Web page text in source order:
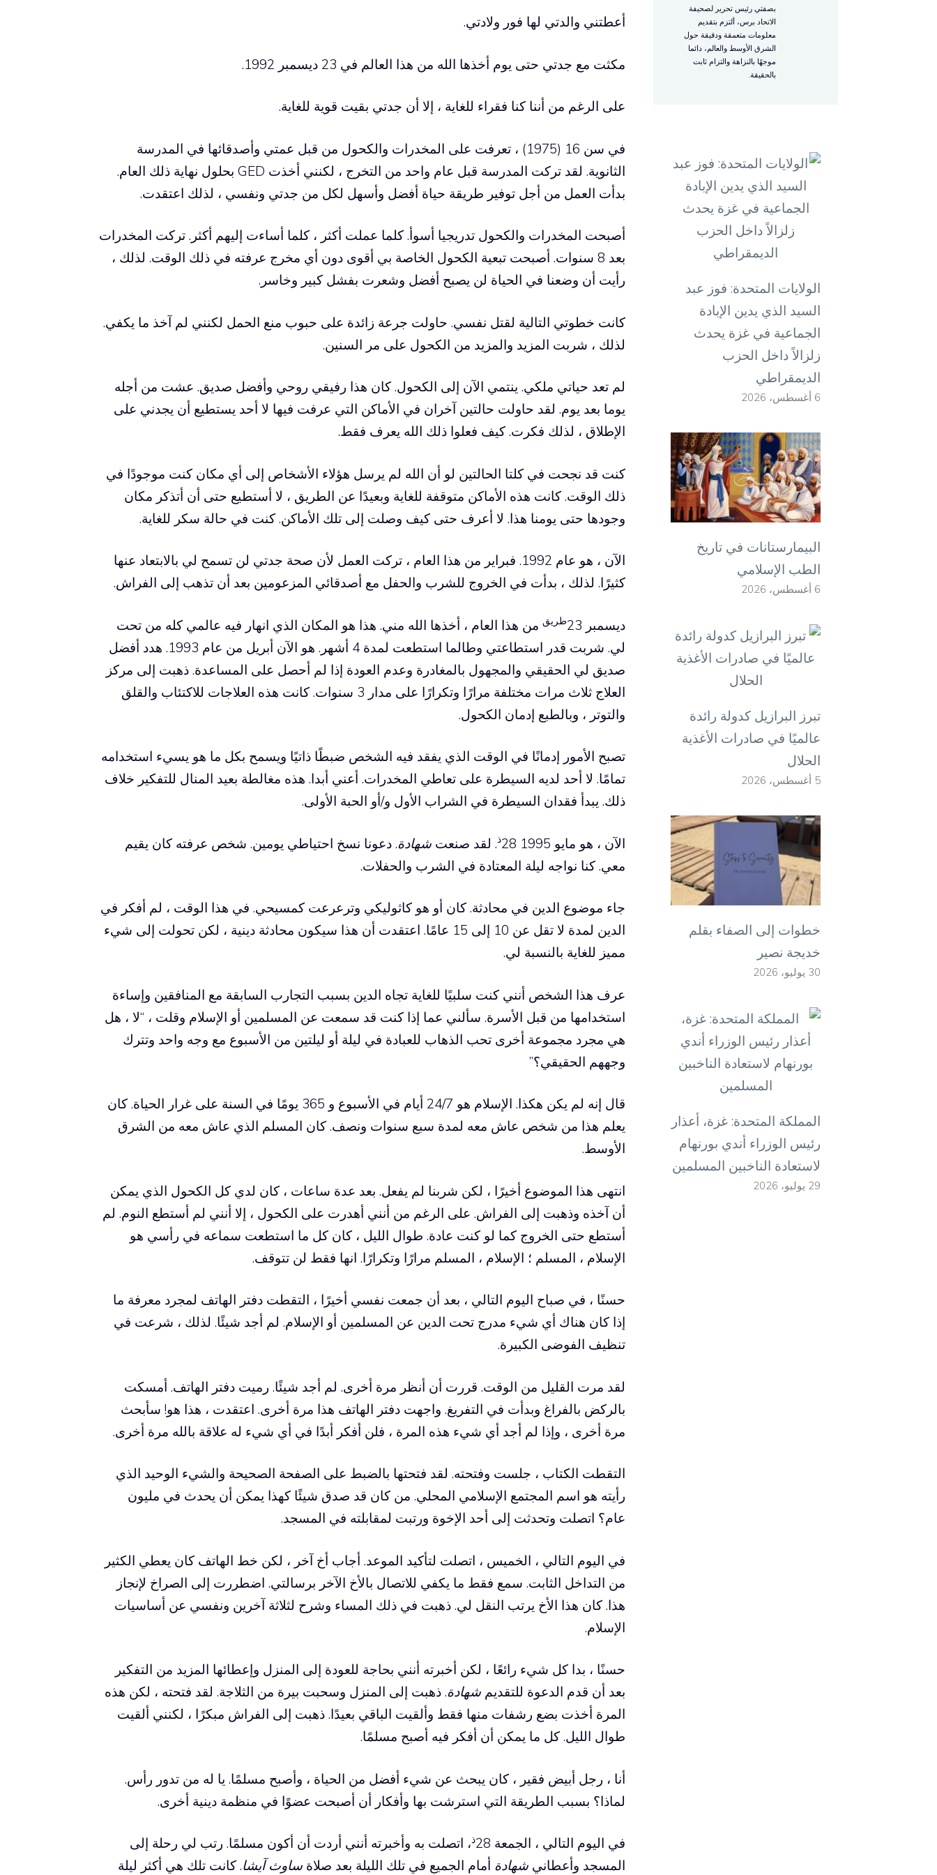
أعطتني والدتي لها فور ولادتي.
مكثت مع جدتي حتى يوم أخذها الله من هذا العالم في 23 ديسمبر 1992.
على الرغم من أننا كنا فقراء للغاية ، إلا أن جدتي بقيت قوية للغاية.
في سن 16 (1975) ، تعرفت على المخدرات والكحول من قبل عمتي وأصدقائها في المدرسة
الثانوية. لقد تركت المدرسة قبل عام واحد من التخرج ، لكنني أخذت GED بحلول نهاية ذلك العام.
بدأت العمل من أجل توفير طريقة حياة أفضل وأسهل لكل من جدتي ونفسي ، لذلك اعتقدت.
أصبحت المخدرات والكحول تدريجيا أسوأ. كلما عملت أكثر ، كلما أساءت إليهم أكثر. تركت المخدرات
بعد 8 سنوات. أصبحت تبعية الكحول الخاصة بي أقوى دون أي مخرج عرفته في ذلك الوقت. لذلك ،
رأيت أن وضعنا في الحياة لن يصبح أفضل وشعرت بفشل كبير وخاسر.
كانت خطوتي التالية لقتل نفسي. حاولت جرعة زائدة على حبوب منع الحمل لكنني لم آخذ ما يكفي.
لذلك ، شربت المزيد والمزيد من الكحول على مر السنين.
لم تعد حياتي ملكي. ينتمي الآن إلى الكحول. كان هذا رفيقي روحي وأفضل صديق. عشت من أجله
يوما بعد يوم. لقد حاولت حالتين آخران في الأماكن التي عرفت فيها لا أحد يستطيع أن يجدني على
الإطلاق ، لذلك فكرت. كيف فعلوا ذلك الله يعرف فقط.
كنت قد نجحت في كلتا الحالتين لو أن الله لم يرسل هؤلاء الأشخاص إلى أي مكان كنت موجودًا في
ذلك الوقت. كانت هذه الأماكن متوقفة للغاية وبعيدًا عن الطريق ، لا أستطيع حتى أن أتذكر مكان
وجودها حتى يومنا هذا. لا أعرف حتى كيف وصلت إلى تلك الأماكن. كنت في حالة سكر للغاية.
الآن ، هو عام 1992. فبراير من هذا العام ، تركت العمل لأن صحة جدتي لن تسمح لي بالابتعاد عنها
كثيرًا. لذلك ، بدأت في الخروج للشرب والحفل مع أصدقائي المزعومين بعد أن تذهب إلى الفراش.
ديسمبر 23 طريق من هذا العام ، أخذها الله مني. هذا هو المكان الذي انهار فيه عالمي كله من تحت
لي. شربت قدر استطاعتي وطالما استطعت لمدة 4 أشهر. هو الآن أبريل من عام 1993. هدد أفضل
صديق لي الحقيقي والمجهول بالمغادرة وعدم العودة إذا لم أحصل على المساعدة. ذهبت إلى مركز
العلاج ثلاث مرات مختلفة مرارًا وتكرارًا على مدار 3 سنوات. كانت هذه العلاجات للاكتئاب والقلق
والتوتر ، وبالطبع إدمان الكحول.
تصبح الأمور إدمانًا في الوقت الذي يفقد فيه الشخص ضبطًا ذاتيًا ويسمح بكل ما هو يسيء استخدامه
تمامًا. لا أحد لديه السيطرة على تعاطي المخدرات. أعني أبدا. هذه مغالطة بعيد المنال للتفكير خلاف
ذلك. يبدأ فقدان السيطرة في الشراب الأول و/أو الحبة الأولى.
الآن ، هو مايو 1995 28 ذ. لقد صنعت شهادة. دعونا نسخ احتياطي يومين. شخص عرفته كان يقيم
معي. كنا نواجه ليلة المعتادة في الشرب والحفلات.
جاء موضوع الدين في محادثة. كان أو هو كاثوليكي وترعرعت كمسيحي. في هذا الوقت ، لم أفكر في
الدين لمدة لا تقل عن 10 إلى 15 عامًا. اعتقدت أن هذا سيكون محادثة دينية ، لكن تحولت إلى شيء
مميز للغاية بالنسبة لي.
عرف هذا الشخص أنني كنت سلبيًا للغاية تجاه الدين بسبب التجارب السابقة مع المنافقين وإساءة
استخدامها من قبل الأسرة. سألني عما إذا كنت قد سمعت عن المسلمين أو الإسلام وقلت ، “لا ، هل
هي مجرد مجموعة أخرى تحب الذهاب للعبادة في ليلة أو ليلتين من الأسبوع مع وجه واحد وتترك
وجههم الحقيقي؟”
قال إنه لم يكن هكذا. الإسلام هو 24/7 أيام في الأسبوع و 365 يومًا في السنة على غرار الحياة. كان
يعلم هذا من شخص عاش معه لمدة سبع سنوات ونصف. كان المسلم الذي عاش معه من الشرق
الأوسط.
انتهى هذا الموضوع أخيرًا ، لكن شربنا لم يفعل. بعد عدة ساعات ، كان لدي كل الكحول الذي يمكن
أن آخذه وذهبت إلى الفراش. على الرغم من أنني أهدرت على الكحول ، إلا أنني لم أستطع النوم. لم
أستطع حتى الخروج كما لو كنت عادة. طوال الليل ، كان كل ما استطعت سماعه في رأسي هو
الإسلام ، المسلم ؛ الإسلام ، المسلم مرارًا وتكرارًا. انها فقط لن تتوقف.
حسنًا ، في صباح اليوم التالي ، بعد أن جمعت نفسي أخيرًا ، التقطت دفتر الهاتف لمجرد معرفة ما
إذا كان هناك أي شيء مدرج تحت الدين عن المسلمين أو الإسلام. لم أجد شيئًا. لذلك ، شرعت في
تنظيف الفوضى الكبيرة.
لقد مرت القليل من الوقت. قررت أن أنظر مرة أخرى. لم أجد شيئًا. رميت دفتر الهاتف. أمسكت
بالركض بالفراغ وبدأت في التفريغ. واجهت دفتر الهاتف هذا مرة أخرى. اعتقدت ، هذا هو! سأبحث
مرة أخرى ، وإذا لم أجد أي شيء هذه المرة ، فلن أفكر أبدًا في أي شيء له علاقة بالله مرة أخرى.
التقطت الكتاب ، جلست وفتحته. لقد فتحتها بالضبط على الصفحة الصحيحة والشيء الوحيد الذي
رأيته هو اسم المجتمع الإسلامي المحلي. من كان قد صدق شيئًا كهذا يمكن أن يحدث في مليون
عام؟ اتصلت وتحدثت إلى أحد الإخوة ورتبت لمقابلته في المسجد.
في اليوم التالي ، الخميس ، اتصلت لتأكيد الموعد. أجاب أخ آخر ، لكن خط الهاتف كان يعطي الكثير
من التداخل الثابت. سمع فقط ما يكفي للاتصال بالأخ الآخر برسالتي. اضطررت إلى الصراخ لإنجاز
هذا. كان هذا الأخ يرتب النقل لي. ذهبت في ذلك المساء وشرح لثلاثة آخرين ونفسي عن أساسيات
الإسلام.
حسنًا ، بدا كل شيء رائعًا ، لكن أخبرته أنني بحاجة للعودة إلى المنزل وإعطائها المزيد من التفكير
بعد أن قدم الدعوة للتقديم شهادة. ذهبت إلى المنزل وسحبت بيرة من الثلاجة. لقد فتحته ، لكن هذه
المرة أخذت بضع رشفات منها فقط وألقيت الباقي بعيدًا. ذهبت إلى الفراش مبكرًا ، لكنني ألقيت
طوال الليل. كل ما يمكن أن أفكر فيه أصبح مسلمًا.
أنا ، رجل أبيض فقير ، كان يبحث عن شيء أفضل من الحياة ، وأصبح مسلمًا. يا له من تدور رأس.
لماذا؟ بسبب الطريقة التي استرشت بها وأفكار أن أصبحت عضوًا في منظمة دينية أخرى.
في اليوم التالي ، الجمعة 28 ذ، اتصلت به وأخبرته أنني أردت أن أكون مسلمًا. رتب لي رحلة إلى
المسجد وأعطاني شهادة أمام الجميع في تلك الليلة بعد صلاة ساوث آيشا. كانت تلك هي أكثر ليلة
بصفتي رئيس تحرير لصحيفة
الاتحاد برس، ألتزم بتقديم
معلومات متعمقة ودقيقة حول
الشرق الأوسط والعالم، دائما
موجهًا بالنزاهة والتزام ثابت
بالحقيقة.
الولايات المتحدة: فوز عبد
السيد الذي يدين الإبادة
الجماعية في غزة يحدث
زلزالاً داخل الحزب
الديمقراطي
6 أغسطس، 2026
البيمارستانات في تاريخ
الطب الإسلامي
6 أغسطس، 2026
تبرز البرازيل كدولة رائدة
عالميًا في صادرات الأغذية
الحلال
5 أغسطس، 2026
خطوات إلى الصفاء بقلم
خديجة نصير
30 يوليو، 2026
المملكة المتحدة: غزة، أعذار
رئيس الوزراء أندي بورنهام
لاستعادة الناخبين المسلمين
29 يوليو، 2026